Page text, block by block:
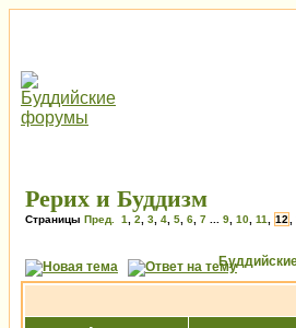
Рерих и Буддизм
Страницы Пред. 1 2 3 4 5 6 7 9 10 11 12